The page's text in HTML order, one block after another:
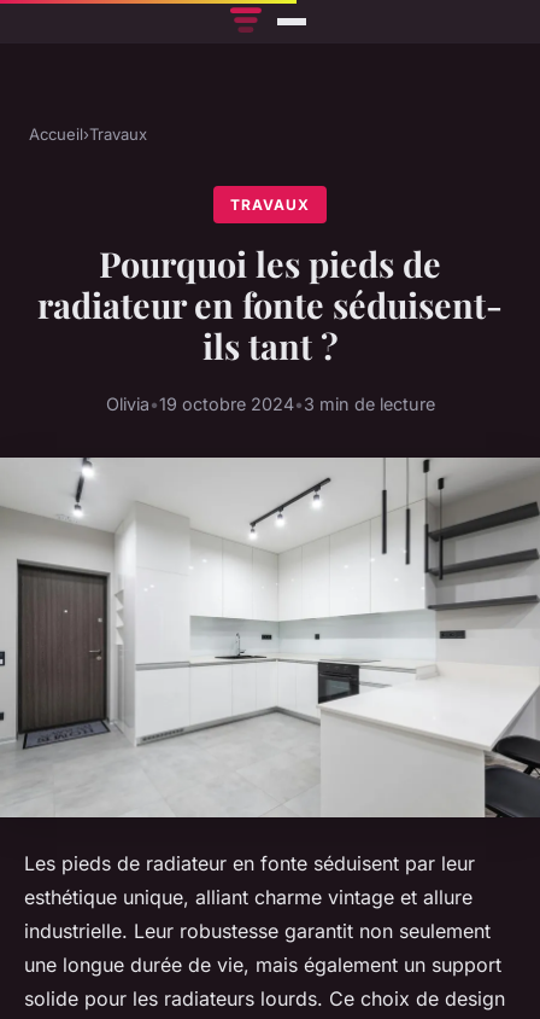
Accueil›Travaux
TRAVAUX
Pourquoi les pieds de
radiateur en fonte séduisent-
ils tant ?
Olivia•19 octobre 2024•3 min de lecture
Les pieds de radiateur en fonte séduisent par leur
esthétique unique, alliant charme vintage et allure
industrielle. Leur robustesse garantit non seulement
une longue durée de vie, mais également un support
solide pour les radiateurs lourds. Ce choix de design